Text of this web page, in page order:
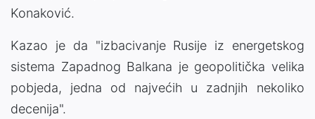
Konaković.
Kazao je da "izbacivanje Rusije iz energetskog
sistema Zapadnog Balkana je geopolitička velika
pobjeda, jedna od najvećih u zadnjih nekoliko
decenija".